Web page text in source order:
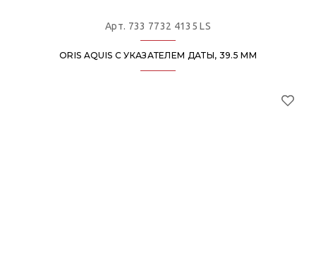
Арт. 733 7732 4135 LS
ORIS AQUIS С УКАЗАТЕЛЕМ ДАТЫ, 39.5 ММ